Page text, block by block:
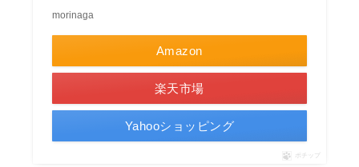
morinaga
Amazon
楽天市場
Yahooショッピング
ポチップ